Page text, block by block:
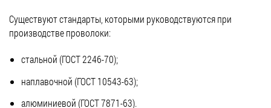
Существуют стандарты, которыми руководствуются при
производстве проволоки:
стальной (ГОСТ 2246-70);
наплавочной (ГОСТ 10543-63);
алюминиевой (ГОСТ 7871-63).